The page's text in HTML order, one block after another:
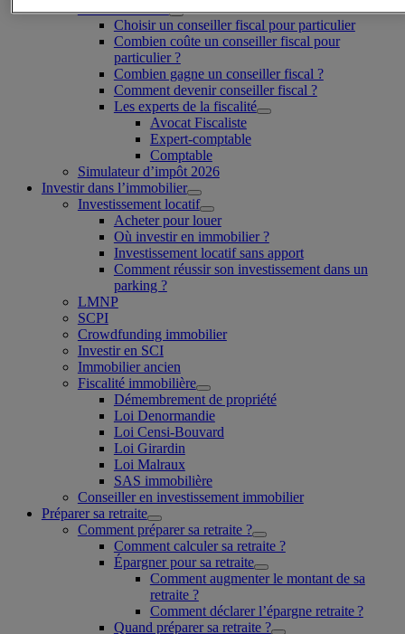
Conseiller fiscal
Choisir un conseiller fiscal pour particulier
Combien coûte un conseiller fiscal pour
particulier ?
Combien gagne un conseiller fiscal ?
Comment devenir conseiller fiscal ?
Les experts de la fiscalité
Avocat Fiscaliste
Expert-comptable
Comptable
Simulateur d’impôt 2026
Investir dans l’immobilier
Investissement locatif
Acheter pour louer
Où investir en immobilier ?
Investissement locatif sans apport
Comment réussir son investissement dans un
parking ?
LMNP
SCPI
Crowdfunding immobilier
Investir en SCI
Immobilier ancien
Fiscalité immobilière
Démembrement de propriété
Loi Denormandie
Loi Censi-Bouvard
Loi Girardin
Loi Malraux
SAS immobilière
Conseiller en investissement immobilier
Préparer sa retraite
Comment préparer sa retraite ?
Comment calculer sa retraite ?
Épargner pour sa retraite
Comment augmenter le montant de sa
retraite ?
Comment déclarer l’épargne retraite ?
Quand préparer sa retraite ?